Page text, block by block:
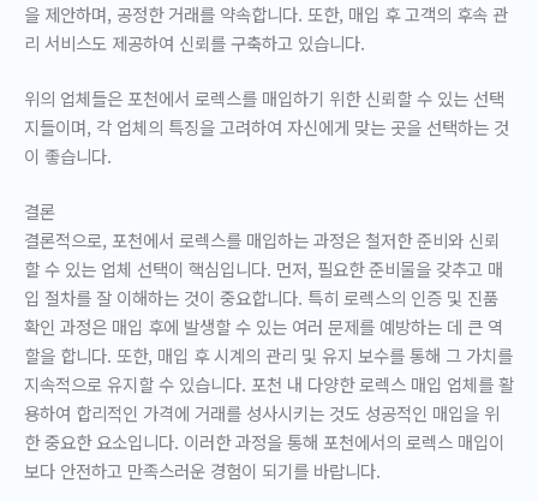
을 제안하며, 공정한 거래를 약속합니다. 또한, 매입 후 고객의 후속 관
리 서비스도 제공하여 신뢰를 구축하고 있습니다.
위의 업체들은 포천에서 로렉스를 매입하기 위한 신뢰할 수 있는 선택
지들이며, 각 업체의 특징을 고려하여 자신에게 맞는 곳을 선택하는 것
이 좋습니다.
결론
결론적으로, 포천에서 로렉스를 매입하는 과정은 철저한 준비와 신뢰
할 수 있는 업체 선택이 핵심입니다. 먼저, 필요한 준비물을 갖추고 매
입 절차를 잘 이해하는 것이 중요합니다. 특히 로렉스의 인증 및 진품
확인 과정은 매입 후에 발생할 수 있는 여러 문제를 예방하는 데 큰 역
할을 합니다. 또한, 매입 후 시계의 관리 및 유지 보수를 통해 그 가치를
지속적으로 유지할 수 있습니다. 포천 내 다양한 로렉스 매입 업체를 활
용하여 합리적인 가격에 거래를 성사시키는 것도 성공적인 매입을 위
한 중요한 요소입니다. 이러한 과정을 통해 포천에서의 로렉스 매입이
보다 안전하고 만족스러운 경험이 되기를 바랍니다.